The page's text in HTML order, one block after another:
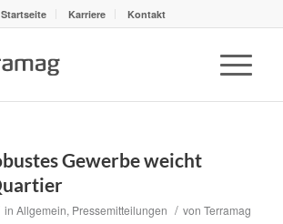
Startseite Karriere Kontakt
Gewerbe weicht
in Allgemein, Pressemitteilungen / von Terramag